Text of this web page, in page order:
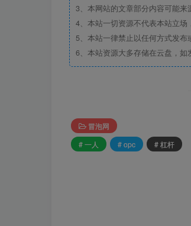
3、本网站的文章部分内容可能来
4、本站一切资源不代表本站立场
5、本站一律禁止以任何方式发
6、本站资源大多存储在云盘，如
冒泡网
# 一人
# opc # 杠杆